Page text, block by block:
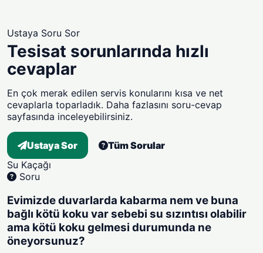
Ustaya Soru Sor
Tesisat sorunlarında hızlı
cevaplar
En çok merak edilen servis konularını kısa ve net
cevaplarla toparladık. Daha fazlasını soru-cevap
sayfasında inceleyebilirsiniz.
Ustaya Sor
Tüm Sorular
Su Kaçağı
Soru
Evimizde duvarlarda kabarma nem ve buna
bağlı kötü koku var sebebi su sızıntısı olabilir
ama kötü koku gelmesi durumunda ne
öneyorsunuz?